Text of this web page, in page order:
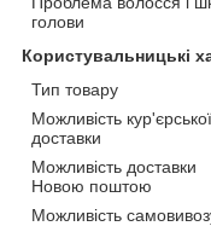
голови
Користувальницькі
Тип товару
Можливість кур'єрської
доставки
Можливість доставки
Новою поштою
Можливість